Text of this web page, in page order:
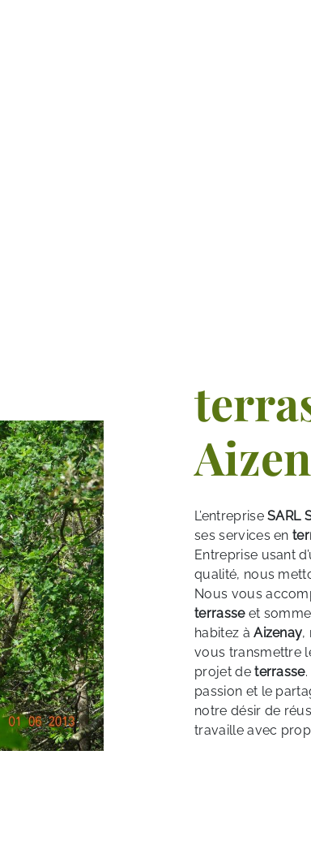
L’entrepriseSARL
ses services en
Entreprise usant
qualité, nous
Nous vous
terrasseet
habitez àAizenay,
vous transmettre
projet deterrasse
passion et le
notre désir de
travaille avec